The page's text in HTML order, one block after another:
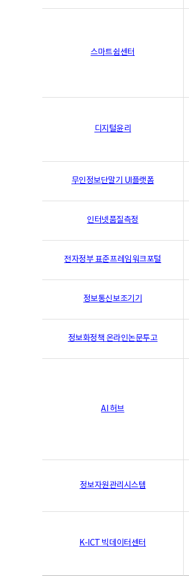
스마트쉼센터
디지털윤리
무인정보단말기 UI플랫폼
인터넷품질측정
전자정부 표준프레임워크포털
정보통신보조기기
정보화정책 온라인논문투고
AI 허브
정보자원관리시스템
K-ICT 빅데이터센터